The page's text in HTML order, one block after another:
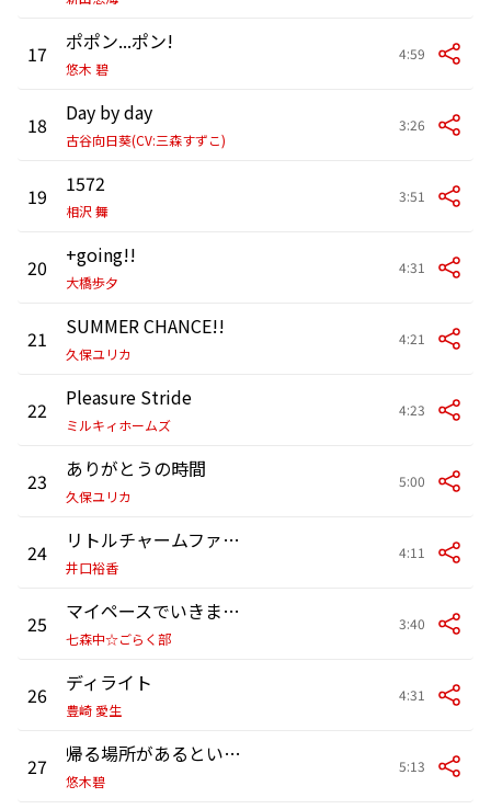
17 ポポン...ポン!
悠木 碧
4:59
18 Day by day
古谷向日葵(CV:三森すずこ)
3:26
19 1572
相沢 舞
3:51
20 +going!!
大橋歩夕
4:31
21 SUMMER CHANCE!!
久保ユリカ
4:21
22 Pleasure Stride
ミルキィホームズ
4:23
23 ありがとうの時間
久保ユリカ
5:00
24 リトルチャームファング
井口裕香
4:11
25 マイペースでいきましょう
七森中☆ごらく部
3:40
26 ディライト
豊崎 愛生
4:31
27 帰る場所があるということ
悠木碧
5:13